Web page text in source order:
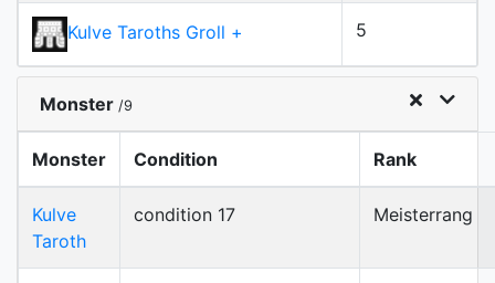
Kulve Taroths Groll + 5
Monster /9
Monster Condition Rank
Kulve
Taroth
condition 17 Meisterrang